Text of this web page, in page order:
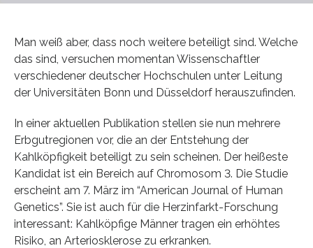
Man weiß aber, dass noch weitere beteiligt sind. Welche
das sind, versuchen momentan Wissenschaftler
verschiedener deutscher Hochschulen unter Leitung
der Universitäten Bonn und Düsseldorf herauszufinden.
In einer aktuellen Publikation stellen sie nun mehrere
Erbgutregionen vor, die an der Entstehung der
Kahlköpfigkeit beteiligt zu sein scheinen. Der heißeste
Kandidat ist ein Bereich auf Chromosom 3. Die Studie
erscheint am 7. März im “American Journal of Human
Genetics”. Sie ist auch für die Herzinfarkt-Forschung
interessant: Kahlköpfige Männer tragen ein erhöhtes
Risiko, an Arteriosklerose zu erkranken.